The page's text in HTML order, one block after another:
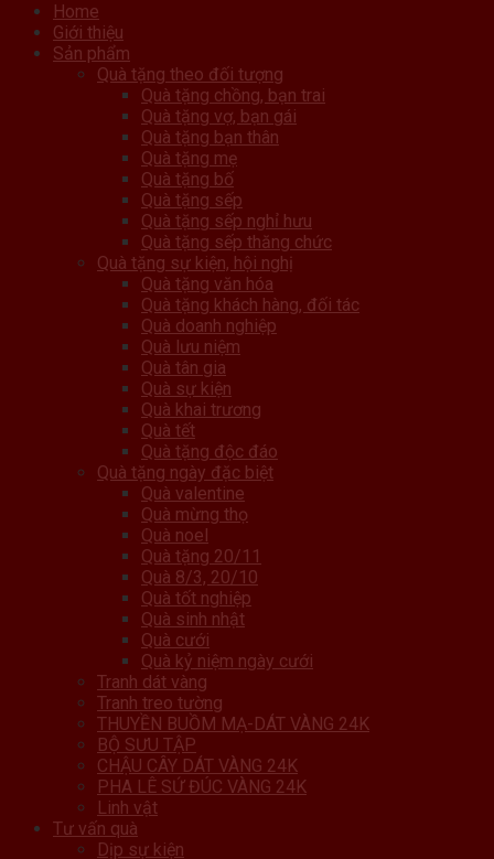
Home
Giới thiệu
Sản phẩm
Quà tặng theo đối tượng
Quà tặng chồng, bạn trai
Quà tặng vợ, bạn gái
Quà tặng bạn thân
Quà tặng mẹ
Quà tặng bố
Quà tặng sếp
Quà tặng sếp nghỉ hưu
Quà tặng sếp thăng chức
Quà tặng sự kiện, hội nghị
Quà tặng văn hóa
Quà tặng khách hàng, đối tác
Quà doanh nghiệp
Quà lưu niệm
Quà tân gia
Quà sự kiện
Quà khai trương
Quà tết
Quà tặng độc đáo
Quà tặng ngày đặc biệt
Quà valentine
Quà mừng thọ
Quà noel
Quà tặng 20/11
Quà 8/3, 20/10
Quà tốt nghiệp
Quà sinh nhật
Quà cưới
Quà kỷ niệm ngày cưới
Tranh dát vàng
Tranh treo tường
THUYỀN BUỒM MẠ-DÁT VÀNG 24K
BỘ SƯU TẬP
CHẬU CÂY DÁT VÀNG 24K
PHA LÊ SỨ ĐÚC VÀNG 24K
Linh vật
Tư vấn quà
Dịp sự kiện